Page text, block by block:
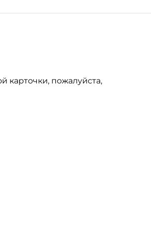
карточки, пожалуйста,